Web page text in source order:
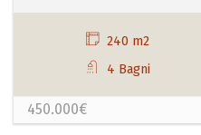
240 m2
4 Bagni
450.000€